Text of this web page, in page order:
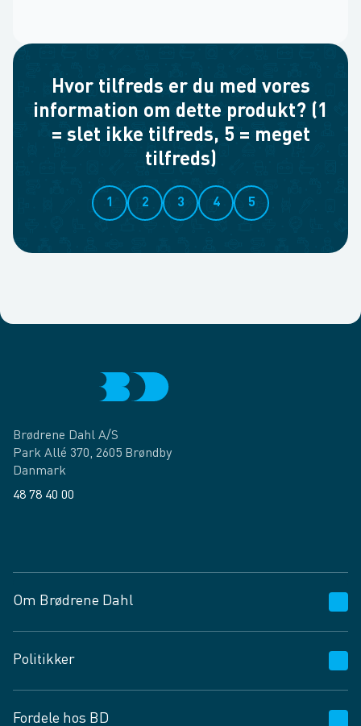
Hvor tilfreds er du med vores
information om dette produkt? (1
= slet ikke tilfreds, 5 = meget
tilfreds)
1 2 3 4 5
Brødrene Dahl A/S
Park Allé 370, 2605 Brøndby
Danmark
48 78 40 00
Om Brødrene Dahl
Vagttelefon 30 10 89 89
Spørgsmål og svar
Job og karriere
Politikker
Fordele hos BD